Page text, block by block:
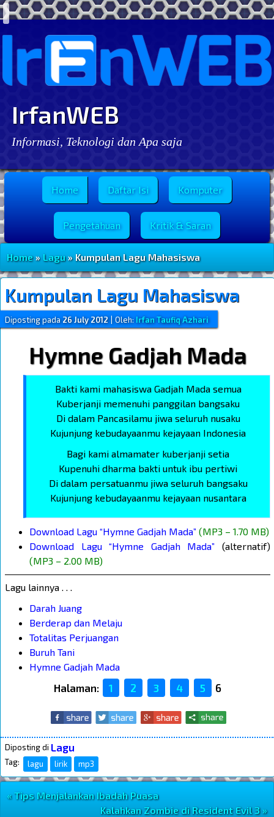
IrfanWEB
Informasi, Teknologi dan Apa saja
Menu Utama
Home Daftar Isi Komputer
Pengetahuan Kritik & Saran
Home»Lagu» Kumpulan Lagu Mahasiswa
Kumpulan Lagu Mahasiswa
Diposting pada26 July 2012 Oleh:Irfan Taufiq Azhari
Hymne Gadjah Mada
Bakti kami mahasiswa Gadjah Mada semua
Kuberjanji memenuhi panggilan bangsaku
Di dalam Pancasilamu jiwa seluruh nusaku
Kujunjung kebudayaanmu kejayaan Indonesia
Bagi kami almamater kuberjanji setia
Kupenuhi dharma bakti untuk ibu pertiwi
Di dalam persatuanmu jiwa seluruh bangsaku
Kujunjung kebudayaanmu kejayaan nusantara
Download Lagu “Hymne Gadjah Mada” (MP3 – 1.70 MB)
Download Lagu “Hymne Gadjah Mada” (alternatif)
(MP3 – 2.00 MB)
Lagu lainnya . . .
Darah Juang
Berderap dan Melaju
Totalitas Perjuangan
Buruh Tani
Hymne Gadjah Mada
Halaman: 1 2 3 4 5 6
Diposting di Lagu
Tag: lagu lirik mp3
Navigasi Postingan
« Tips Menjalankan Ibadah Puasa
Kalahkan Zombie di Resident Evil 3 »